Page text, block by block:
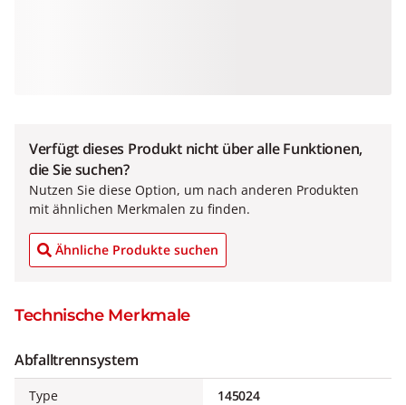
Verfügt dieses Produkt nicht über alle Funktionen,
die Sie suchen?
Nutzen Sie diese Option, um nach anderen Produkten
mit ähnlichen Merkmalen zu finden.
Ähnliche Produkte suchen
Technische Merkmale
Abfalltrennsystem
Type
145024